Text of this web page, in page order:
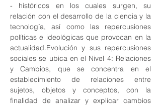
- históricos en los cuales surgen, su
relación con el desarrollo de la ciencia y la
tecnología, así como las repercusiones
políticas e ideológicas que provocan en la
actualidad.Evolución y sus repercusiones
sociales se ubica en el Nivel 4: Relaciones
y Cambios, que se concentra en el
establecimiento de relaciones entre
sujetos, objetos y conceptos, con la
finalidad de analizar y explicar cambios